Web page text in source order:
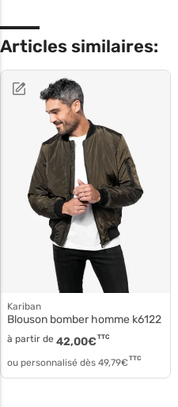
Articles similaires:
Kariban
Blouson bomber homme k6122
à partir de 42,00€ TTC
ou personnalisé dès 49,79€ TTC